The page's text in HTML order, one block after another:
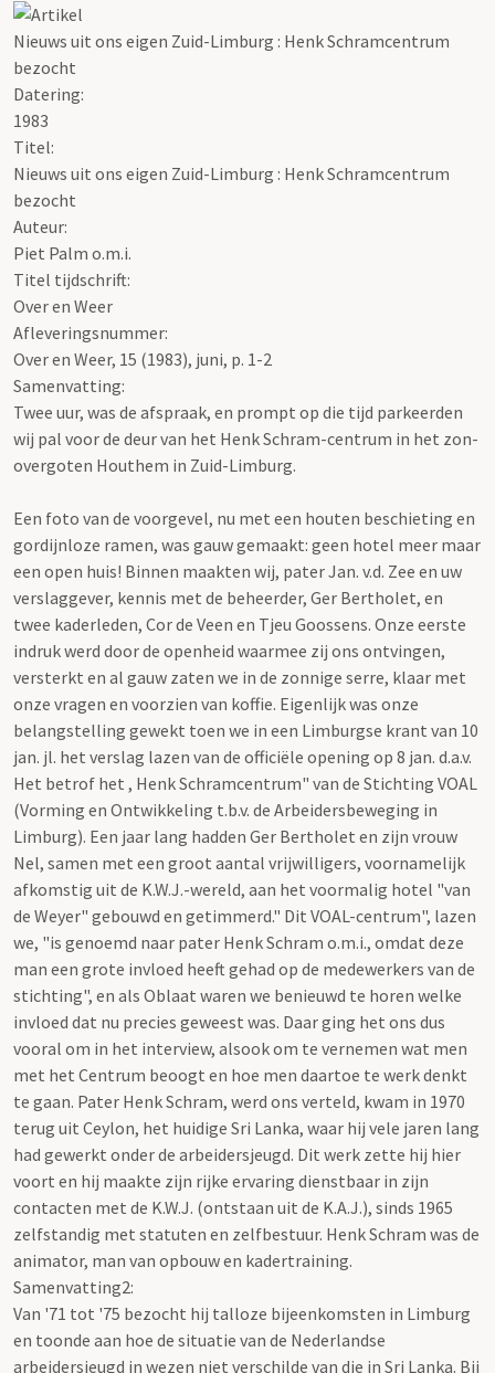
Nieuws uit ons eigen Zuid-Limburg : Henk Schramcentrum
bezocht
Datering:
1983
Titel:
Nieuws uit ons eigen Zuid-Limburg : Henk Schramcentrum
bezocht
Auteur:
Piet Palm o.m.i.
Titel tijdschrift:
Over en Weer
Afleveringsnummer:
Over en Weer, 15 (1983), juni, p. 1-2
Samenvatting:
Twee uur, was de afspraak, en prompt op die tijd parkeerden
wij pal voor de deur van het Henk Schram-centrum in het zon-
overgoten Houthem in Zuid-Limburg.
Een foto van de voorgevel, nu met een houten beschieting en
gordijnloze ramen, was gauw gemaakt: geen hotel meer maar
een open huis! Binnen maakten wij, pater Jan. v.d. Zee en uw
verslaggever, kennis met de beheerder, Ger Bertholet, en
twee kaderleden, Cor de Veen en Tjeu Goossens. Onze eerste
indruk werd door de openheid waarmee zij ons ontvingen,
versterkt en al gauw zaten we in de zonnige serre, klaar met
onze vragen en voorzien van koffie. Eigenlijk was onze
belangstelling gewekt toen we in een Limburgse krant van 10
jan. jl. het verslag lazen van de officiële opening op 8 jan. d.a.v.
Het betrof het , Henk Schramcentrum" van de Stichting VOAL
(Vorming en Ontwikkeling t.b.v. de Arbeidersbeweging in
Limburg). Een jaar lang hadden Ger Bertholet en zijn vrouw
Nel, samen met een groot aantal vrijwilligers, voornamelijk
afkomstig uit de K.W.J.-wereld, aan het voormalig hotel "van
de Weyer" gebouwd en getimmerd." Dit VOAL-centrum", lazen
we, "is genoemd naar pater Henk Schram o.m.i., omdat deze
man een grote invloed heeft gehad op de medewerkers van de
stichting", en als Oblaat waren we benieuwd te horen welke
invloed dat nu precies geweest was. Daar ging het ons dus
vooral om in het interview, alsook om te vernemen wat men
met het Centrum beoogt en hoe men daartoe te werk denkt
te gaan. Pater Henk Schram, werd ons verteld, kwam in 1970
terug uit Ceylon, het huidige Sri Lanka, waar hij vele jaren lang
had gewerkt onder de arbeidersjeugd. Dit werk zette hij hier
voort en hij maakte zijn rijke ervaring dienstbaar in zijn
contacten met de K.W.J. (ontstaan uit de K.A.J.), sinds 1965
zelfstandig met statuten en zelfbestuur. Henk Schram was de
animator, man van opbouw en kadertraining.
Samenvatting2:
Van '71 tot '75 bezocht hij talloze bijeenkomsten in Limburg
en toonde aan hoe de situatie van de Nederlandse
arbeidersjeugd in wezen niet verschilde van die in Sri Lanka. Bij